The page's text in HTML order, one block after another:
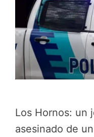
Los Hornos: un
asesinado de